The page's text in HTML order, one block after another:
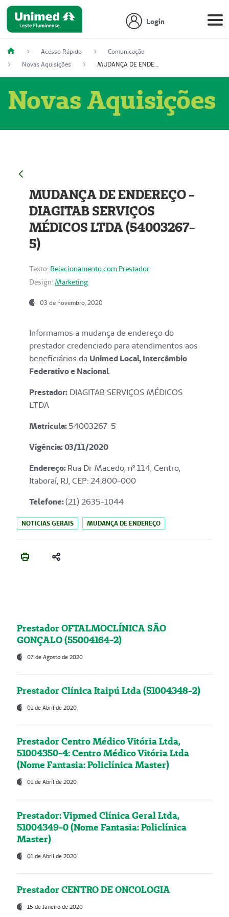
Login
Acesso Rápido
Comunicação
Novas Aquisições
MUDANÇA DE ENDEREÇO - DIAGITAB SERVIÇOS MÉDICOS LTDA (54003267-5)
Novas Aquisições
MUDANÇA DE ENDEREÇO -
DIAGITAB SERVIÇOS
MÉDICOS LTDA (54003267-
5)
Texto: Relacionamento com Prestador
Design: Marketing
03 de novembro, 2020
Informamos a mudança de endereço do
prestador credenciado para atendimentos aos
beneficiários da Unimed Local, Intercâmbio
Federativo e Nacional.
Prestador: DIAGITAB SERVIÇOS MÉDICOS
LTDA
Matrícula:54003267-5
Vigência: 03/11/2020
Endereço:Rua Dr Macedo, nº 114, Centro,
Itaboraí, RJ, CEP: 24.800-000
Telefone:(21) 2635-1044
NOTICIAS GERAIS MUDANÇA DE ENDEREÇO
Prestador OFTALMOCLÍNICA SÃO
GONÇALO (55004164-2)
07 de Agosto de 2020
Prestador Clínica Itaipú Ltda (51004348-2)
01 de Abril de 2020
Prestador Centro Médico Vitória Ltda,
51004350-4: Centro Médico Vitória Ltda
(Nome Fantasia: Policlínica Master)
01 de Abril de 2020
Prestador: Vipmed Clínica Geral Ltda,
51004349-0 (Nome Fantasia: Policlínica
Master)
01 de Abril de 2020
Prestador CENTRO DE ONCOLOGIA
15 de Janeiro de 2020